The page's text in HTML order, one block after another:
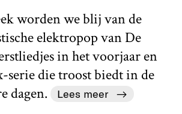
worden we blij van de
elektropop van De
in het voorjaar en
serie die troost biedt in de
dagen.
Lees meer